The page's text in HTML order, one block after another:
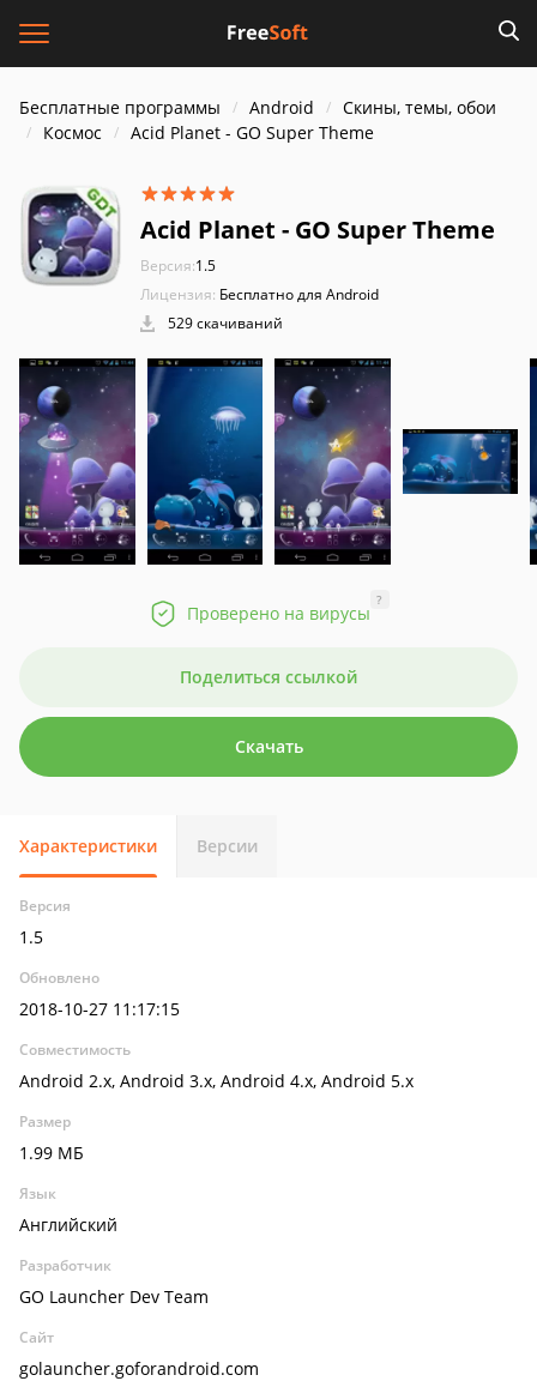
Бесплатные программы Android
Скины, темы, обои
Космос
Acid Planet - GO Super Theme
Acid Planet - GO Super Theme
Версия:1.5
Лицензия: Бесплатно для Android
529 скачиваний
Проверено на вирусы
?
Поделиться ссылкой
Скачать
Характеристики Версии
Версия
1.5
Обновлено
2018-10-27 11:17:15
Совместимость
Android 2.x, Android 3.x, Android 4.x, Android 5.x
Размер
1.99 МБ
Язык
Английский
Разработчик
GO Launcher Dev Team
Сайт
golauncher.goforandroid.com